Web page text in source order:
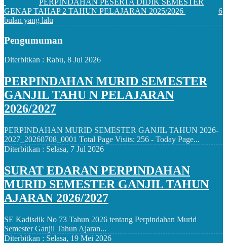
GENAP TAHAP 2 TAHUN PELAJARAN 2025/2026
6
bulan yang lalu
Pengumuman
Diterbitkan : Rabu, 8 Jul 2026
PERPINDAHAN MURID SEMESTER
GANJIL TAHU N PELAJARAN
2026/2027
PERPINDAHAN MURID SEMESTER GANJIL TAHUN 2026-
2027_20260708_0001 Total Page Visits: 256 - Today Page...
Diterbitkan : Selasa, 7 Jul 2026
SURAT EDARAN PERPINDAHAN
MURID SEMESTER GANJIL TAHUN
AJARAN 2026/2027
SE Kadisdik No 73 Tahun 2026 tentang Perpindahan Murid
Semester Ganjil Tahun Ajaran...
Diterbitkan : Selasa, 19 Mei 2026